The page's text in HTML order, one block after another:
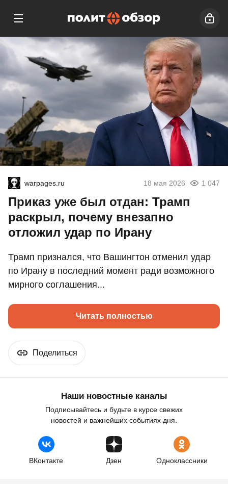
warpages.ru 18 мая 2026 1 047
Приказ уже был отдан: Трамп
раскрыл, почему внезапно
отложил удар по Ирану
Трамп признался, что Вашингтон отменил удар
по Ирану в последний момент ради возможного
мирного соглашения...
Читать полностью
Поделиться
Наши новостные каналы
Подписывайтесь и будьте в курсе свежих
новостей и важнейших событиях дня.
ВКонтакте Дзен Одноклассники